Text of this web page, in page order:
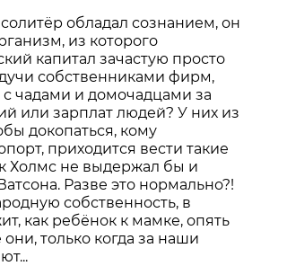
обладал сознанием, он
из которого
капитал зачастую просто
собственниками фирм,
чадами и домочадцами за
или зарплат людей? У них из
докопаться, кому
приходится вести такие
Холмс не выдержал бы и
Разве это нормально?!
собственность, в
как ребёнок к мамке, опять
только когда за наши